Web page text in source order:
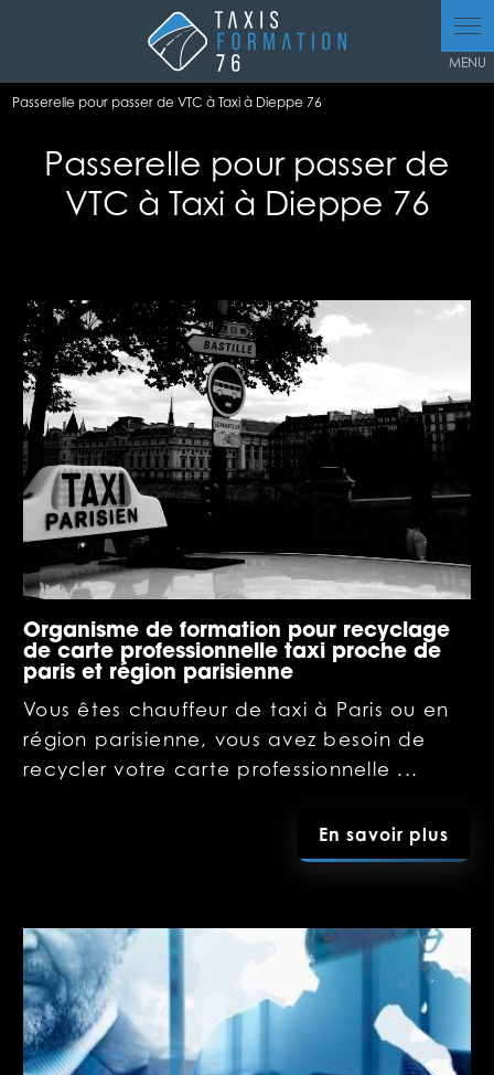
Passerelle pour passer de VTC à Taxi à Dieppe 76
Passerelle pour passer de
VTC à Taxi à Dieppe 76
Organisme de formation pour recyclage
de carte professionnelle taxi proche de
paris et région parisienne
Vous êtes chauffeur de taxi à Paris ou en
région parisienne, vous avez besoin de
recycler votre carte professionnelle ...
En savoir plus
Panneau de gestion des cookies